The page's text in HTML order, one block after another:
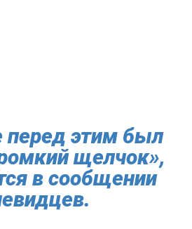
перед этим был
щелчок»,
в сообщении